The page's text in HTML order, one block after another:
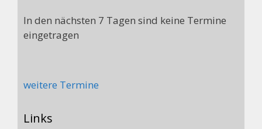
In den nächsten 7 Tagen sind keine Termine
eingetragen
weitere Termine
Links